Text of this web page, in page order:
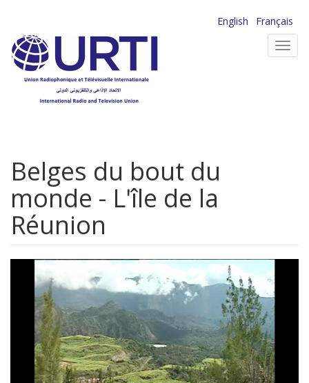
contenu
principal
English
Français
Belges du bout du
monde - L'île de la
Réunion